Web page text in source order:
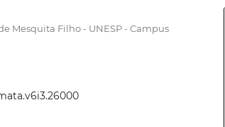
Mesquita Filho - UNESP - Campus